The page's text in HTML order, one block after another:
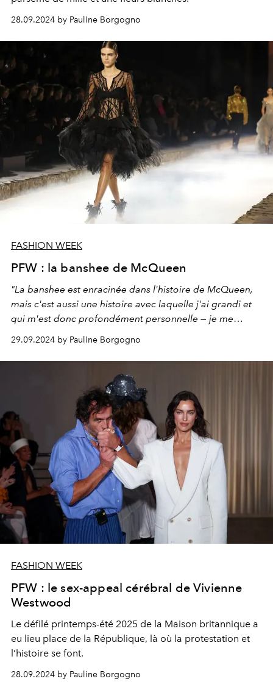
28.09.2024 by Pauline Borgogno
FASHION WEEK
PFW : la banshee de McQueen
"La banshee est enracinée dans l'histoire de McQueen,
mais c'est aussi une histoire avec laquelle j'ai grandi et
qui m'est donc profondément personnelle — je me
souviens que ma mère en parlait en Irlande, décrivant le
cri de cette figure solitaire et inquiétante. Pour moi, elle
représente aujourd'hui quelque chose de réel et de
puissant. L'idée de quelqu'un qui a des sentiments et qui
est franc ; quelqu'un qui peut être considéré comme une
force directrice" , dévoile Seán McGirr, directeur
artistique de la Maison britannique.
29.09.2024 by Pauline Borgogno
FASHION WEEK
PFW : le sex-appeal cérébral de Vivienne
Westwood
Le défilé printemps-été 2025 de la Maison britannique a
eu lieu place de la République, là où la protestation et
l’histoire se font.
28.09.2024 by Pauline Borgogno